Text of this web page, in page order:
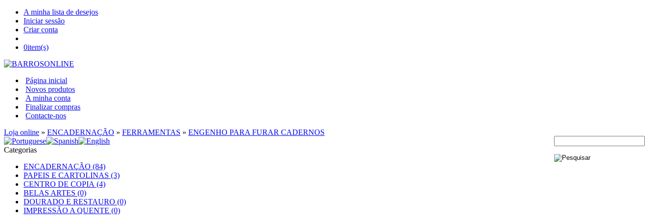
A minha lista de desejos
Iniciar sessão
Criar conta
0item(s)
Página inicial
Novos produtos
A minha conta
Finalizar compras
Contacte-nos
Loja online » ENCADERNAÇÃO » FERRAMENTAS » ENGENHO PARA FURAR CADERNOS
Categorias
ENCADERNAÇÃO (84)
PAPEIS E CARTOLINAS (3)
CENTRO DE COPIA (4)
BELAS ARTES (0)
DOURADO E RESTAURO (0)
IMPRESSÃO A QUENTE (0)